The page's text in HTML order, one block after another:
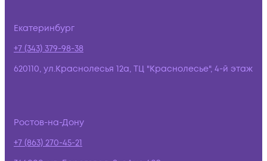
Екатеринбург
+7 (343) 379-98-38
620110, ул.Краснолесья 12а, ТЦ "Краснолесье", 4-й этаж
Ростов-на-Дону
+7 (863) 270-45-21